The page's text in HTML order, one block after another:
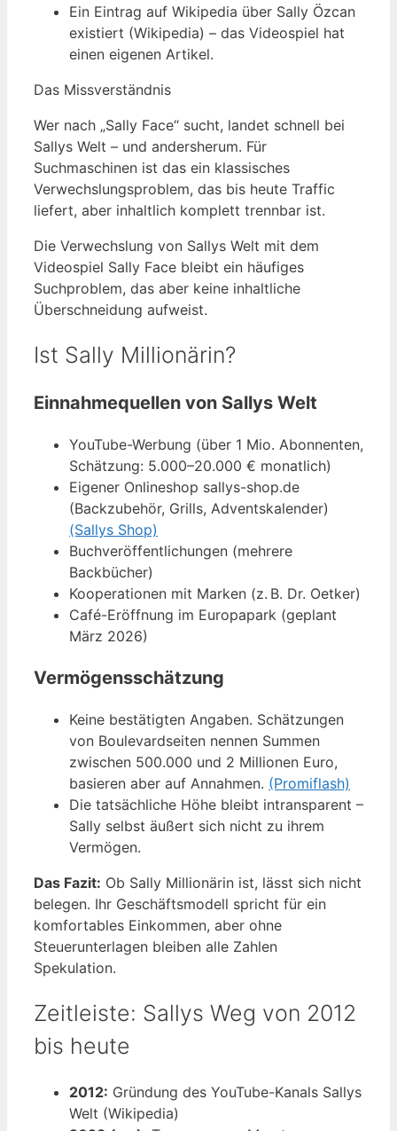
Ein Eintrag auf Wikipedia über Sally Özcan
existiert (Wikipedia) – das Videospiel hat
einen eigenen Artikel.
Das Missverständnis
Wer nach „Sally Face“ sucht, landet schnell bei
Sallys Welt – und andersherum. Für
Suchmaschinen ist das ein klassisches
Verwechslungsproblem, das bis heute Traffic
liefert, aber inhaltlich komplett trennbar ist.
Die Verwechslung von Sallys Welt mit dem
Videospiel Sally Face bleibt ein häufiges
Suchproblem, das aber keine inhaltliche
Überschneidung aufweist.
Ist Sally Millionärin?
Einnahmequellen von Sallys Welt
YouTube-Werbung (über 1 Mio. Abonnenten,
Schätzung: 5.000–20.000 € monatlich)
Eigener Onlineshop sallys-shop.de
(Backzubehör, Grills, Adventskalender)
(Sallys Shop)
Buchveröffentlichungen (mehrere
Backbücher)
Kooperationen mit Marken (z. B. Dr. Oetker)
Café-Eröffnung im Europapark (geplant
März 2026)
Vermögensschätzung
Keine bestätigten Angaben. Schätzungen
von Boulevardseiten nennen Summen
zwischen 500.000 und 2 Millionen Euro,
basieren aber auf Annahmen. (Promiflash)
Die tatsächliche Höhe bleibt intransparent –
Sally selbst äußert sich nicht zu ihrem
Vermögen.
Das Fazit: Ob Sally Millionärin ist, lässt sich nicht
belegen. Ihr Geschäftsmodell spricht für ein
komfortables Einkommen, aber ohne
Steuerunterlagen bleiben alle Zahlen
Spekulation.
Zeitleiste: Sallys Weg von 2012
bis heute
2012: Gründung des YouTube-Kanals Sallys
Welt (Wikipedia)